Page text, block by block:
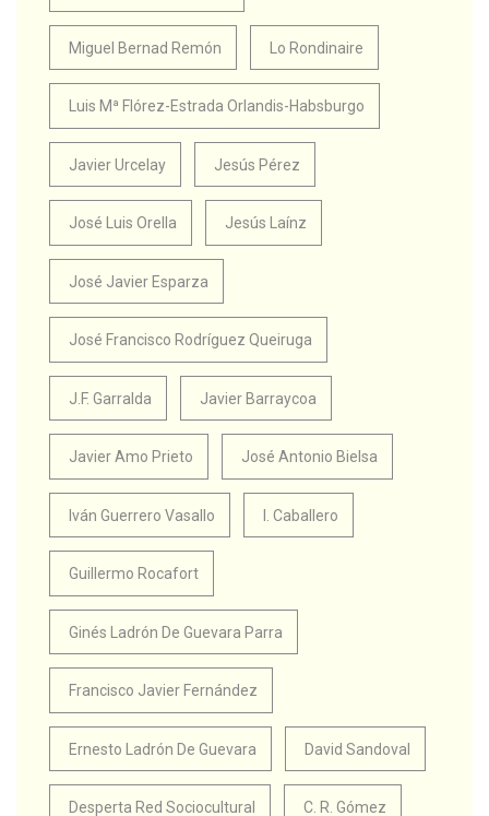
Miguel Bernad Remón Lo Rondinaire
Luis Mª Flórez-Estrada Orlandis-Habsburgo
Javier Urcelay Jesús Pérez
José Luis Orella Jesús Laínz
José Javier Esparza
José Francisco Rodríguez Queiruga
J.F. Garralda Javier Barraycoa
Javier Amo Prieto José Antonio Bielsa
Iván Guerrero Vasallo I. Caballero
Guillermo Rocafort
Ginés Ladrón De Guevara Parra
Francisco Javier Fernández
Ernesto Ladrón De Guevara David Sandoval
Desperta Red Sociocultural C. R. Gómez